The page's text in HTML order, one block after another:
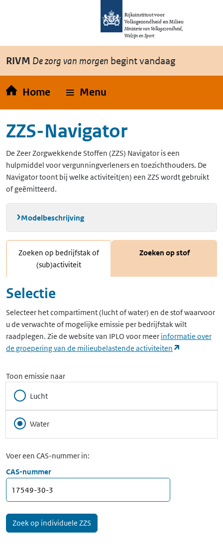
Overslaan en naar de inhoud gaan
Rijksinstituut voor
Volksgezondheid en Milieu
Ministerie van Volksgezondheid,
Welzijn en Sport
RIVM De zorg van morgen begint vandaag
Home Menu
ZZS-Navigator
De Zeer Zorgwekkende Stoffen (ZZS) Navigator is een
hulpmiddel voor vergunningverleners en toezichthouders. De
Navigator toont bij welke activiteit(en) een ZZS wordt gebruikt
of geëmitteerd.
Modelbeschrijving
Zoeken op bedrijfstak of
(sub)activiteit
Zoeken op stof
Selectie
Selecteer het compartiment (lucht of water) en de stof waarvoor
u de verwachte of mogelijke emissie per bedrijfstak wilt
raadplegen. Zie de website van IPLO voor meer informatie over
de groepering van de milieubelastende activiteiten
Toon emissie naar
Lucht
Water
Voer een CAS-nummer in:
CAS-nummer